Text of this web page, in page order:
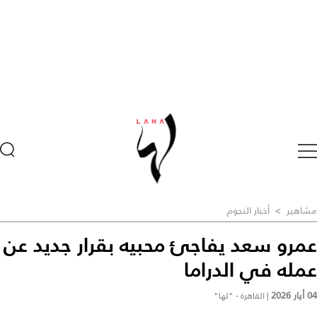
مشاهير > أخبار النجوم
عمرو سعد يفاجئ محبيه بقرار جديد عن
عمله في الدراما
04 أيار 2026 | القاهرة - "لها"